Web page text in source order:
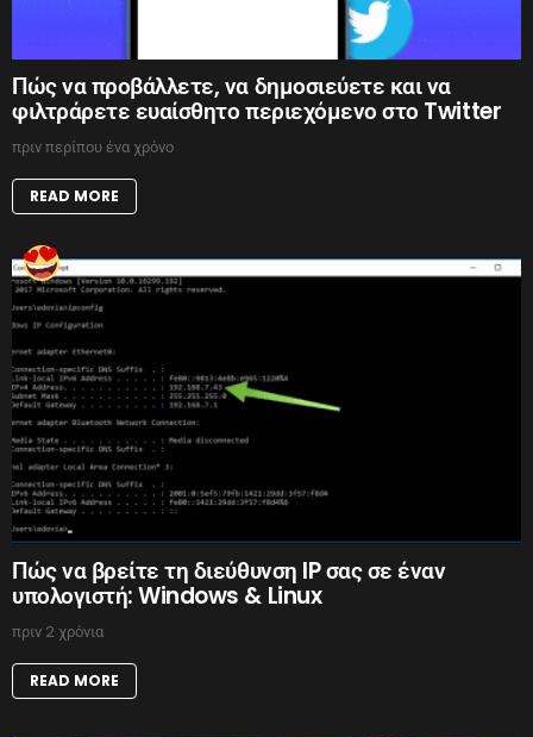
Πώς να προβάλλετε, να δημοσιεύετε και να
φιλτράρετε ευαίσθητο περιεχόμενο στο Twitter
πριν περίπου ένα χρόνο
READ MORE
Πώς να βρείτε τη διεύθυνση IP σας σε έναν
υπολογιστή: Windows & Linux
πριν 2 χρόνια
READ MORE